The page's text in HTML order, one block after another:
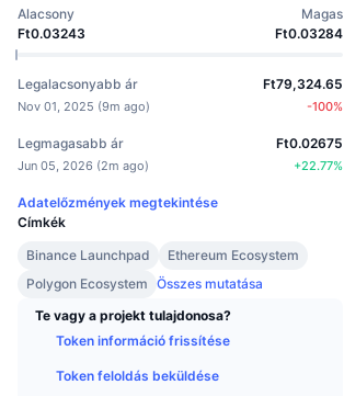
Alacsony
Ft0.03243
Magas
Ft0.03284
Legalacsonyabb ár
Nov 01, 2025 (9m ago)
Ft79,324.65
-100%
Legmagasabb ár
Jun 05, 2026 (2m ago)
Ft0.02675
+22.77%
Adatelőzmények megtekintése
Címkék
Binance Launchpad
Ethereum Ecosystem
Polygon Ecosystem Összes mutatása
Te vagy a projekt tulajdonosa?
Token információ frissítése
Token feloldás beküldése